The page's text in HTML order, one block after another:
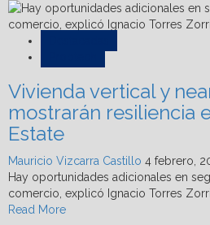
Mérida,
con
residencial:
Real
Vivienda vertical y
mostrarán resiliencia
Estate
Mauricio Vizcarra Castillo 4 febrero,
Hay oportunidades adicionales en
comercio, explicó Ignacio Torres
Read MoreRead